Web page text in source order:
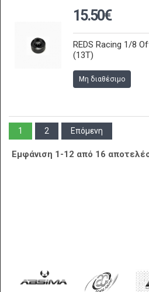
15.50€
REDS Racing 1/8
(13T)
Μη διαθέσιμο
1 2 Επόμενη
Εμφάνιση 1-12 από 16